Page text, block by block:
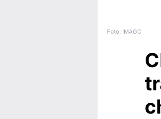
Foto: IMAGO